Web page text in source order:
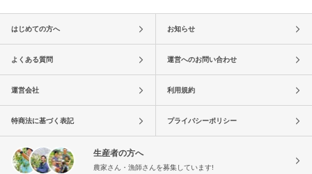
はじめての方へ お知らせ
よくある質問 運営へのお問い合わせ
運営会社 利用規約
特商法に基づく表記 プライバシーポリシー
生産者の方へ
農家さん・漁師さんを募集しています!